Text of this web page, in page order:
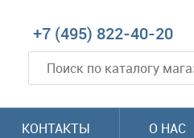
+7 (495) 822-40-20
КОНТАКТЫ О НАС